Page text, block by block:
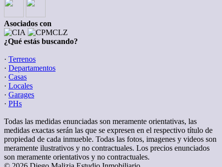
Asociados con
¿Qué estás buscando?
· Terrenos
· Departamentos
· Casas
· Locales
· Garages
· PHs
Todas las medidas enunciadas son meramente orientativas, las
medidas exactas serán las que se expresen en el respectivo título de
propiedad de cada inmueble. Todas las fotos, imagenes y videos son
meramente ilustrativos y no contractuales. Los precios enunciados
son meramente orientativos y no contractuales.